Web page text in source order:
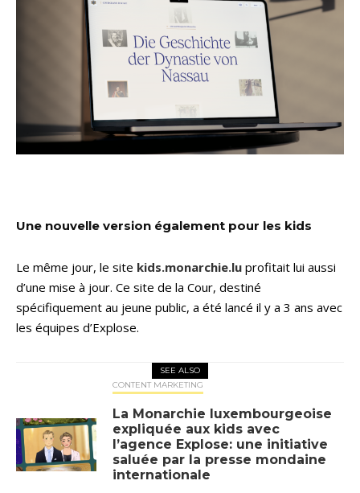
Une nouvelle version également pour les kids
Le même jour, le site kids.monarchie.lu profitait lui aussi
d’une mise à jour. Ce site de la Cour, destiné
spécifiquement au jeune public, a été lancé il y a 3 ans avec
les équipes d’Explose.
SEE ALSO
CONTENT MARKETING
La Monarchie luxembourgeoise
expliquée aux kids avec
l’agence Explose: une initiative
saluée par la presse mondaine
internationale